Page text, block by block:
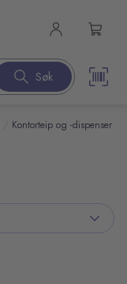
Søk
Kontorteip og -dispenser